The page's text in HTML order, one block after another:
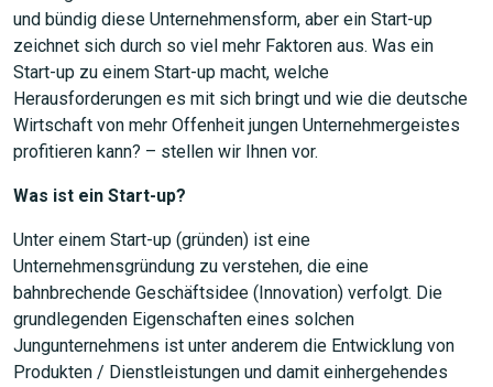
und bündig diese Unternehmensform, aber ein Start-up
zeichnet sich durch so viel mehr Faktoren aus. Was ein
Start-up zu einem Start-up macht, welche
Herausforderungen es mit sich bringt und wie die deutsche
Wirtschaft von mehr Offenheit jungen Unternehmergeistes
profitieren kann? – stellen wir Ihnen vor.
Was ist ein Start-up?
Unter einem Start-up (gründen) ist eine
Unternehmensgründung zu verstehen, die eine
bahnbrechende Geschäftsidee (Innovation) verfolgt. Die
grundlegenden Eigenschaften eines solchen
Jungunternehmens ist unter anderem die Entwicklung von
Produkten / Dienstleistungen und damit einhergehendes